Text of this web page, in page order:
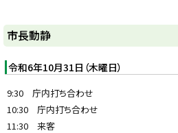
k
a
i
d
o
F
k
a
g
a
ー
ジ
目
次
市
動
静
市長動静
令和6年10月31日（木曜日）
9:30 庁内打ち合わせ
10:30 庁内打ち合わせ
11:30 来客